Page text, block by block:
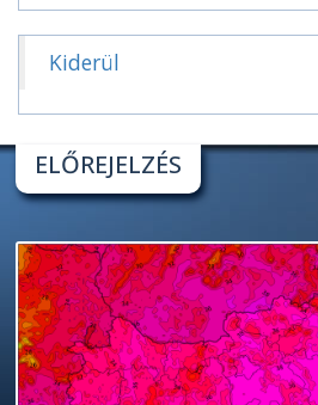
Kiderül
ELŐREJELZÉS